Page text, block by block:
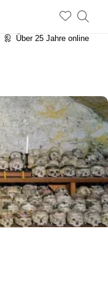
Pfalz
Über 25 Jahre online